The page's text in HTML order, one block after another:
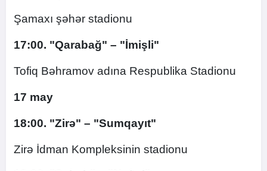
Şamaxı şəhər stadionu
17:00. "Qarabağ" – "İmişli"
Tofiq Bəhramov adına Respublika Stadionu
17 may
18:00. "Zirə" – "Sumqayıt"
Zirə İdman Kompleksinin stadionu